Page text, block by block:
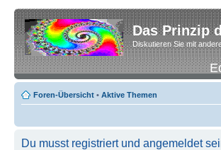
Das Prinzip
Diskutieren Sie mit
Foren-Übersicht • Aktive Themen
Du musst registriert und angemeldet